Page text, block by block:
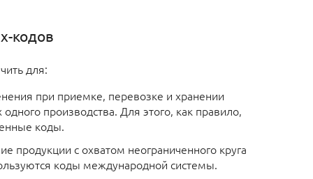
кодов
для:
при приемке, перевозке и хранении
производства. Для этого, как правило,
коды.
продукции с охватом неограниченного круга
коды международной системы.